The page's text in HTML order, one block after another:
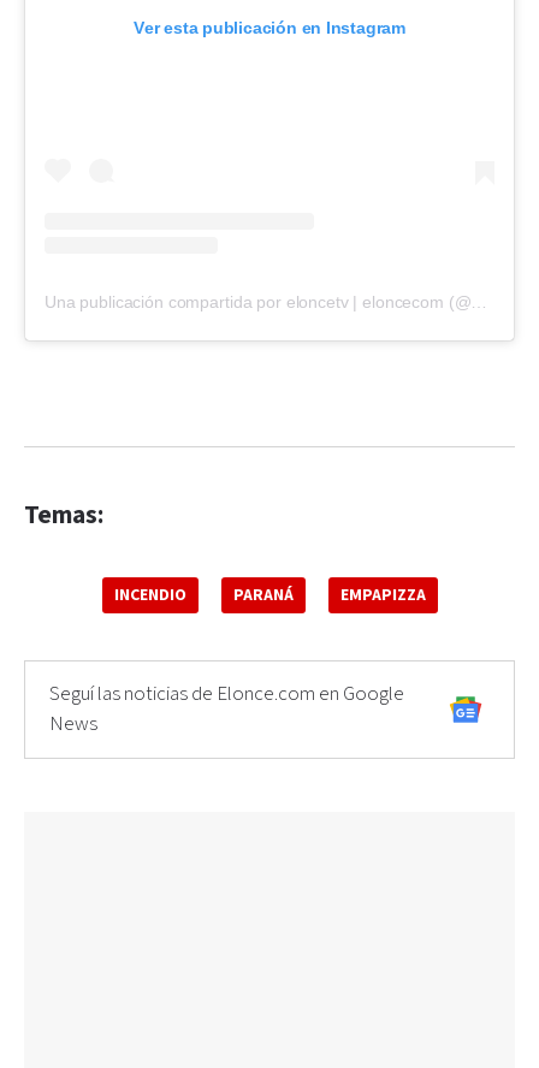
Ver esta publicación en Instagram
Temas:
INCENDIO PARANÁ EMPAPIZZA
Seguí las noticias de Elonce.com en Google
News